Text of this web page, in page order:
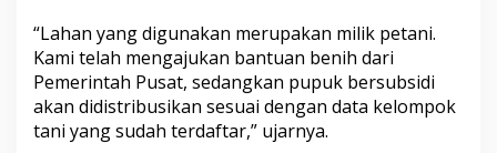
m
i
J
a
g
u
n
“Lahan yang digunakan merupakan milik petani.
Kami telah mengajukan bantuan benih dari
Pemerintah Pusat, sedangkan pupuk bersubsidi
akan didistribusikan sesuai dengan data kelompok
tani yang sudah terdaftar,” ujarnya.